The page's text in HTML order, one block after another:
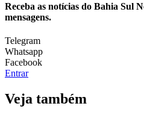
Receba as notícias do Bahia Sul
mensagens.
Telegram
Whatsapp
Facebook
Entrar
Veja também